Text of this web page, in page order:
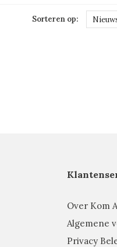
Sorteren op:
Over Kom
Algemene
Privacy